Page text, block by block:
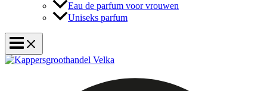
Eau de parfum voor vrouwen
Uniseks parfum